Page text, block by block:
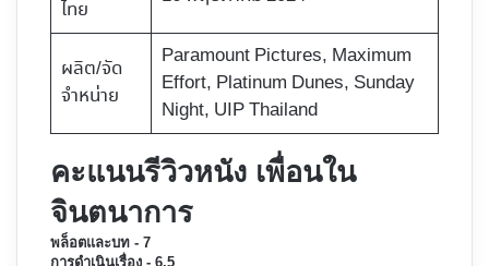
ไทย
ผลิต/จัด
จำหน่าย
Paramount Pictures, Maximum
Effort, Platinum Dunes, Sunday
Night, UIP Thailand
คะแนนรีวิวหนัง เพื่อนใน
จินตนาการ
พล็อตและบท - 7
การดำเนินเรื่อง - 6.5